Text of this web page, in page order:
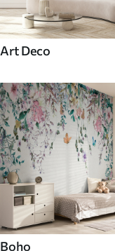
Art Deco
Boho